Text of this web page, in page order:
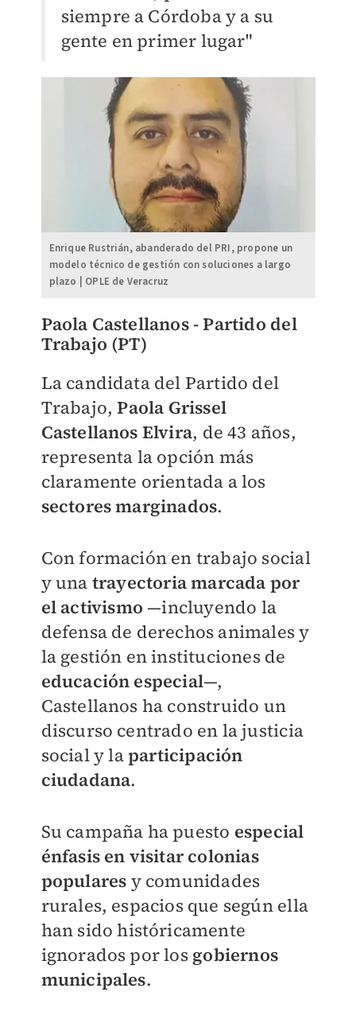
siempre a Córdoba y a su
gente en primer lugar"
Enrique Rustrián, abanderado del PRI, propone un
modelo técnico de gestión con soluciones a largo
plazo | OPLE de Veracruz
Paola Castellanos - Partido del
Trabajo (PT)
La candidata del Partido del
Trabajo,Paola Grissel
Castellanos Elvira, de 43 años,
representa la opción más
claramente orientada a los
sectores marginados.
Con formación en trabajo social
y una trayectoria marcada por
el activismo—incluyendo la
defensa de derechos animales y
la gestión en instituciones de
educación especial—,
Castellanos ha construido un
discurso centrado en la justicia
social y laparticipación
ciudadana.
Su campaña ha puesto especial
énfasis en visitar colonias
populares y comunidades
rurales, espacios que según ella
han sido históricamente
ignorados por los gobiernos
municipales.